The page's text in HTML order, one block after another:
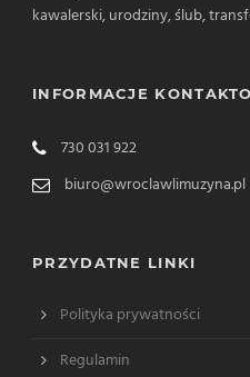
kawalerski, urodziny, ślub,
INFORMACJE
730 031 922
biuro@wroclawlimuzyna.pl
PRZYDATNE LINKI
Polityka prywatności
Regulamin